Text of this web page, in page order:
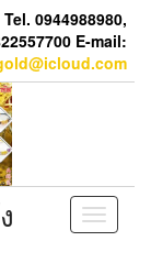
Tel. 0944988980,
E-mail:
Toggle